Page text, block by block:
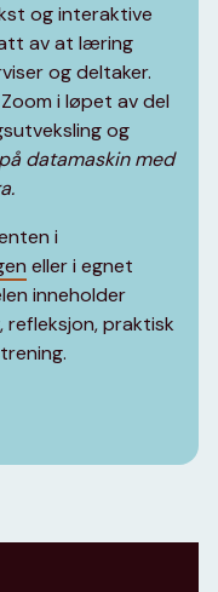
og interaktive
av at læring
og deltaker.
i løpet av del
og
datamaskin med
i
eller i egnet
inneholder
refleksjon, praktisk